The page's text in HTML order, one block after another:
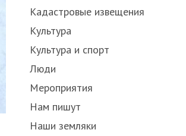
Кадастровые извещения
Культура
Культура и спорт
Люди
Мероприятия
Нам пишут
Наши земляки